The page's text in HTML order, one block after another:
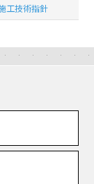
工技術指針